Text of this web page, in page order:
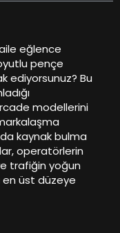
eğlence
pençe
ediyorsunuz? Bu
modellerini
kaynak bulma
operatörlerin
trafiğin yoğun
en üst düzeye